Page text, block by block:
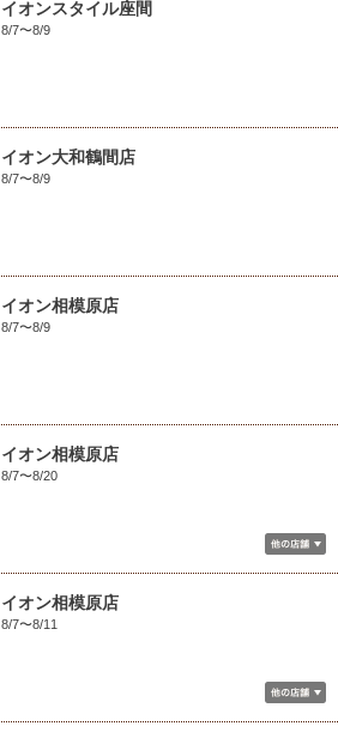
イオンスタイル座間
8/7〜8/9
イオン大和鶴間店
8/7〜8/9
イオン相模原店
8/7〜8/9
イオン相模原店
8/7〜8/20
イオン相模原店
8/7〜8/11